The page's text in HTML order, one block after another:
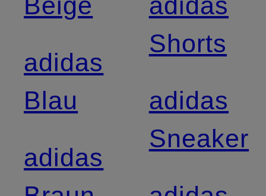
adidas
Blau
adidas
Shorts
adidas
Sneaker